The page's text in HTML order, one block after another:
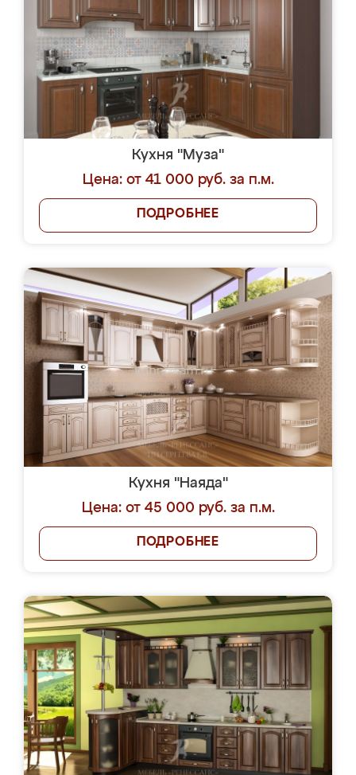
Кухня "Муза"
Цена: от 41 000 руб. за п.м.
ПОДРОБНЕЕ
Кухня "Наяда"
Цена: от 45 000 руб. за п.м.
ПОДРОБНЕЕ